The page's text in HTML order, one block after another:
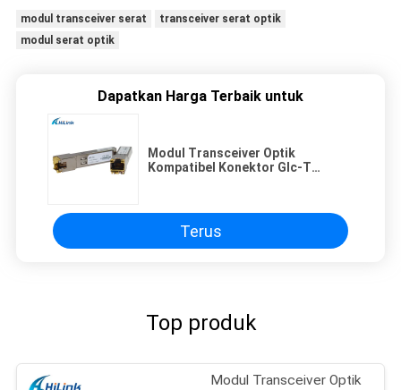
modul transceiver serat
transceiver serat optik
modul serat optik
Dapatkan Harga Terbaik untuk
Modul Transceiver Optik
Kompatibel Konektor Glc-T
Terus
Top produk
Modul Transceiver Optik